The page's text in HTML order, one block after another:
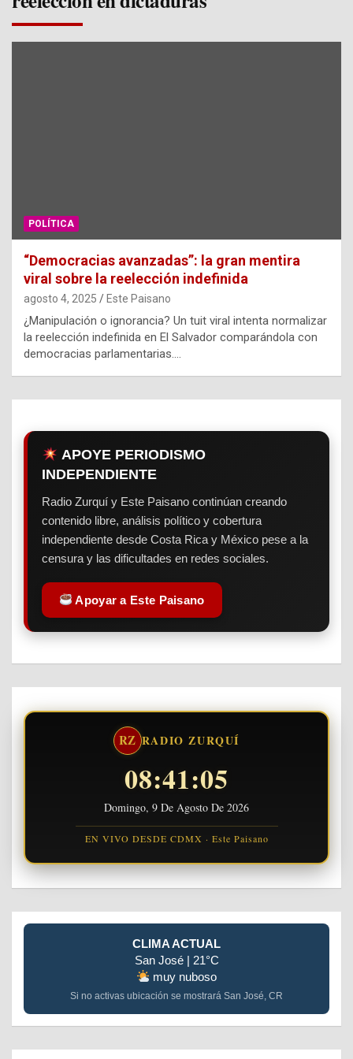
POLÍTICA
“Democracias avanzadas”: la gran mentira
viral sobre la reelección indefinida
agosto 4, 2025 Este Paisano
¿Manipulación o ignorancia? Un tuit viral intenta normalizar
la reelección indefinida en El Salvador comparándola con
democracias parlamentarias.…
APOYE PERIODISMO
INDEPENDIENTE
Radio Zurquí y Este Paisano continúan creando
contenido libre, análisis político y cobertura
independiente desde Costa Rica y México pese a la
censura y las dificultades en redes sociales.
Apoyar a Este Paisano
RZ RADIO ZURQUÍ
08:41:05
Domingo, 9 De Agosto De 2026
EN VIVO DESDE CDMX · Este Paisano
CLIMA ACTUAL
San José | 21°C
muy nuboso
Si no activas ubicación se mostrará San José, CR